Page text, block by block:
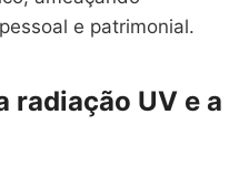
e patrimonial.
radiação UV e a